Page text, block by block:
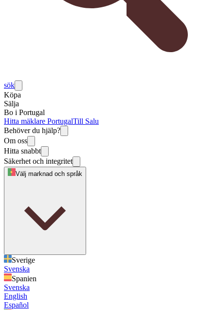
sök
Köpa
Sälja
Bo i Portugal
Hitta mäklare PortugalTill Salu
Behöver du hjälp?
Om oss
Hitta snabbt
Säkerhet och integritet
Välj marknad och språk
Sverige
Svenska
Spanien
Svenska
English
Español